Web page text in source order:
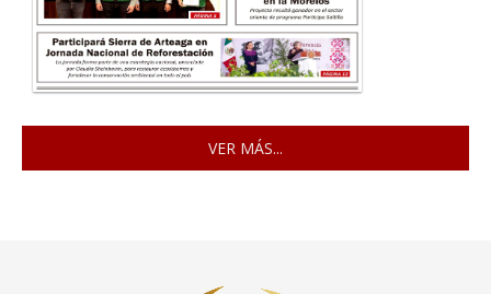
VER MÁS...